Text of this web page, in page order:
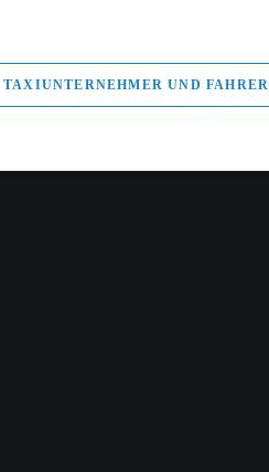
TAXIUNTERNEHMER UND FAHRER